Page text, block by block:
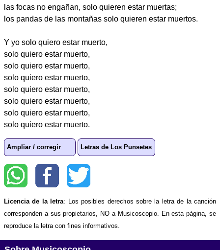
las focas no engañan, solo quieren estar muertas;
los pandas de las montañas solo quieren estar muertos.
Y yo solo quiero estar muerto,
solo quiero estar muerto,
solo quiero estar muerto,
solo quiero estar muerto,
solo quiero estar muerto,
solo quiero estar muerto,
solo quiero estar muerto,
solo quiero estar muerto.
Ampliar / corregir Letras de Los Punsetes
Licencia de la letra: Los posibles derechos sobre la letra de la canción
corresponden a sus propietarios, NO a Musicoscopio. En esta página, se
reproduce la letra con fines informativos.